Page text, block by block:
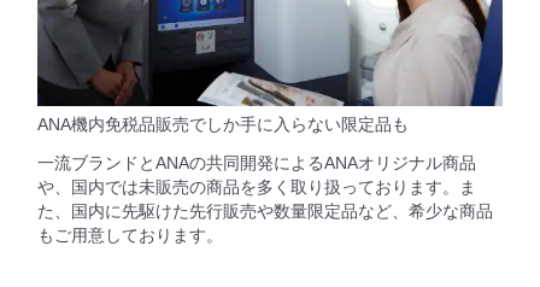
ANA機内免税品販売でしか手に入らない限定品も
一流ブランドとANAの共同開発によるANAオリジナル商品
や、国内では未販売の商品を多く取り扱っております。ま
た、国内に先駆けた先行販売や数量限定品など、希少な商品
もご用意しております。